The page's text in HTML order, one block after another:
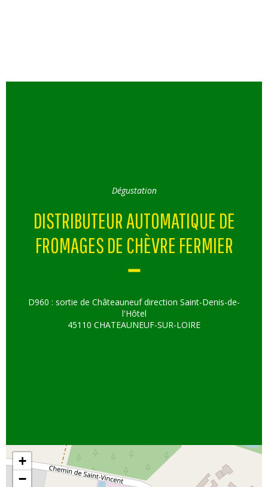
Dégustation
DISTRIBUTEUR AUTOMATIQUE DE
FROMAGES DE CHÈVRE FERMIER
D960 : sortie de Châteauneuf direction Saint-Denis-de-
l'Hôtel
45110 CHATEAUNEUF-SUR-LOIRE
+
−